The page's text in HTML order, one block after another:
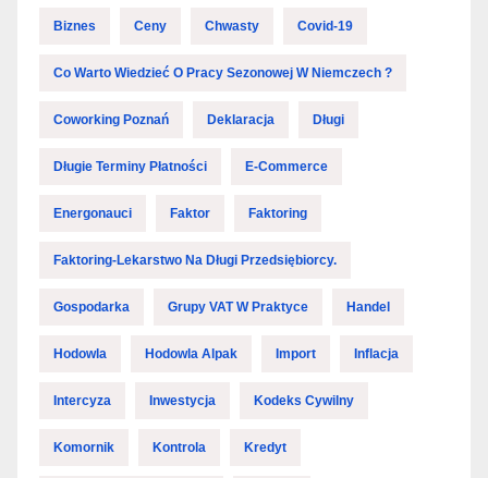
Biznes Ceny Chwasty Covid-19
Co Warto Wiedzieć O Pracy Sezonowej W Niemczech ?
Coworking Poznań Deklaracja Długi
Długie Terminy Płatności E-Commerce
Energonauci Faktor Faktoring
Faktoring-Lekarstwo Na Długi Przedsiębiorcy.
Gospodarka Grupy VAT W Praktyce Handel
Hodowla Hodowla Alpak Import Inflacja
Intercyza Inwestycja Kodeks Cywilny
Komornik Kontrola Kredyt